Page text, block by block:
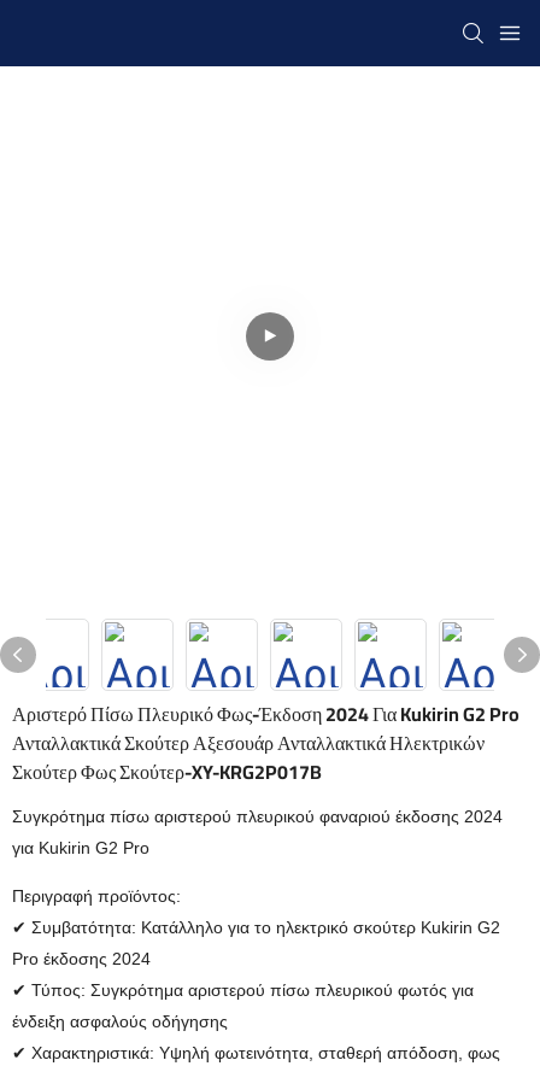
Αριστερό Πίσω Πλευρικό Φως-Έκδοση 2024 Για Kukirin G2 Pro
Ανταλλακτικά Σκούτερ Αξεσουάρ Ανταλλακτικά Ηλεκτρικών
Σκούτερ Φως Σκούτερ-XY-KRG2P017B
Συγκρότημα πίσω αριστερού πλευρικού φαναριού έκδοσης 2024
για Kukirin G2 Pro
Περιγραφή προϊόντος:
✔ Συμβατότητα: Κατάλληλο για το ηλεκτρικό σκούτερ Kukirin G2
Pro έκδοσης 2024
✔ Τύπος: Συγκρότημα αριστερού πίσω πλευρικού φωτός για
ένδειξη ασφαλούς οδήγησης
✔ Χαρακτηριστικά: Υψηλή φωτεινότητα, σταθερή απόδοση, φως